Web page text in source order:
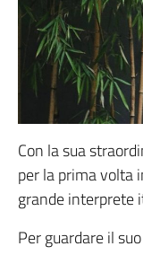
Con la sua
per la prima volta
grande interprete
Per guardare il